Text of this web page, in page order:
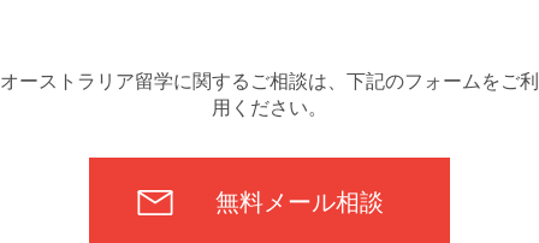
オーストラリア留学に関するご相談は、下記のフォームをご利
用ください。
無料メール相談